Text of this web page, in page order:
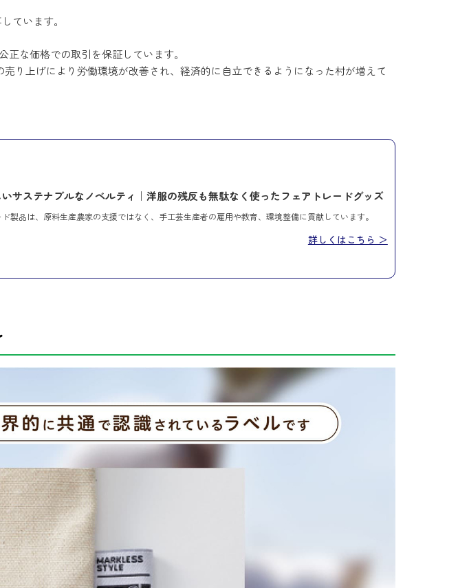
ています。
な価格での取引を保証しています。
り上げにより労働環境が改善され、経済的に自立できるようになった村が増えて
サステナブルなノベルティ｜洋服の残反も無駄なく使ったフェアトレードグッズ
製品は、原料生産農家の支援ではなく、手工芸生産者の雇用や教育、環境整備に貢献しています。
詳しくはこちら ＞